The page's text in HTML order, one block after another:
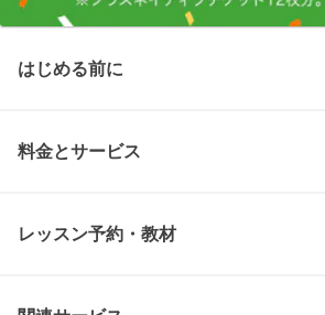
はじめる前に
料金とサービス
レッスン予約・教材